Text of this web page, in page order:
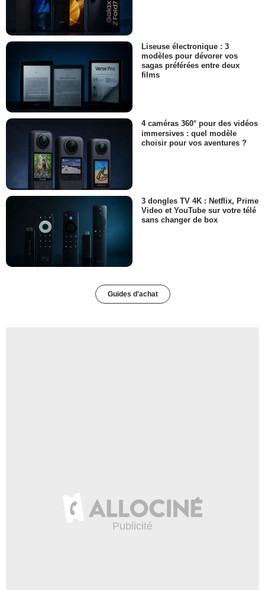
Liseuse électronique : 3
modèles pour dévorer vos
sagas préférées entre deux
films
4 caméras 360° pour des vidéos
immersives : quel modèle
choisir pour vos aventures ?
3 dongles TV 4K : Netflix, Prime
Video et YouTube sur votre télé
sans changer de box
Guides d'achat